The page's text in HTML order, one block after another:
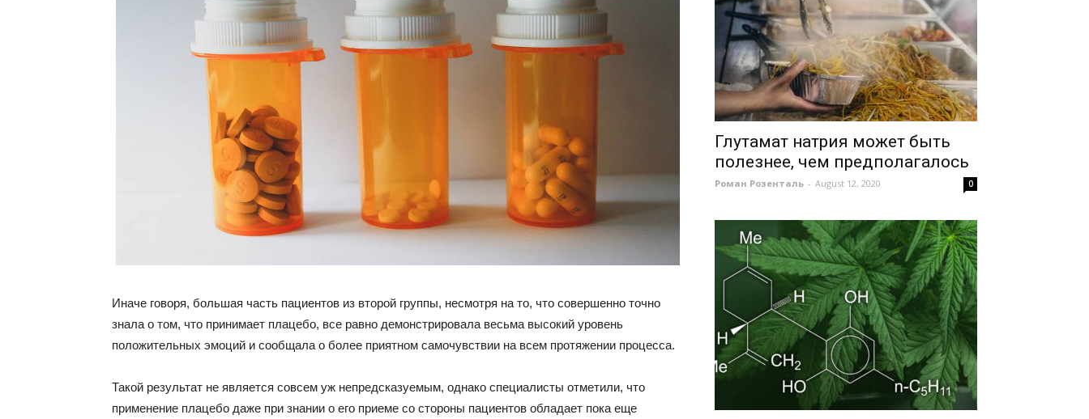
Иначе говоря, большая часть пациентов из второй группы, несмотря на то, что совершенно точно
знала о том, что принимает плацебо, все равно демонстрировала весьма высокий уровень
положительных эмоций и сообщала о более приятном самочувствии на всем протяжении процесса.
Такой результат не является совсем уж непредсказуемым, однако специалисты отметили, что
применение плацебо даже при знании о его приеме со стороны пациентов обладает пока еще
Глутамат натрия может быть
полезнее, чем предполагалось
Роман Розенталь - August 12, 2020 0